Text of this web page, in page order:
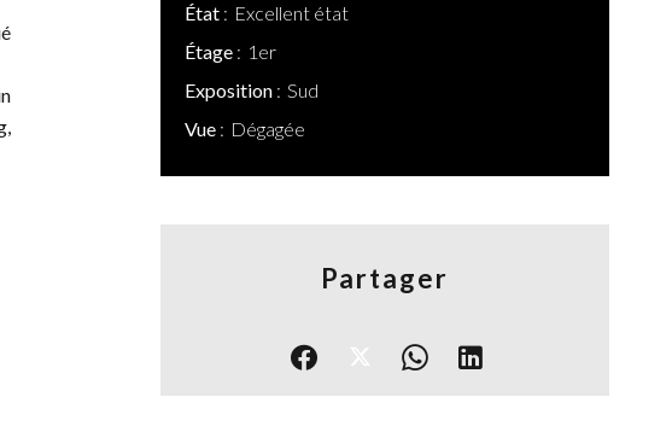
État
Excellent état
Étage
1er
Exposition
Sud
Vue
Dégagée
Partager